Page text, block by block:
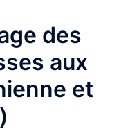
des
aux
et